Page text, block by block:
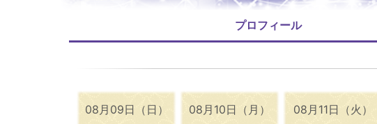
プロフィール
08月09日（日） 08月10日（月） 08月11日（火）